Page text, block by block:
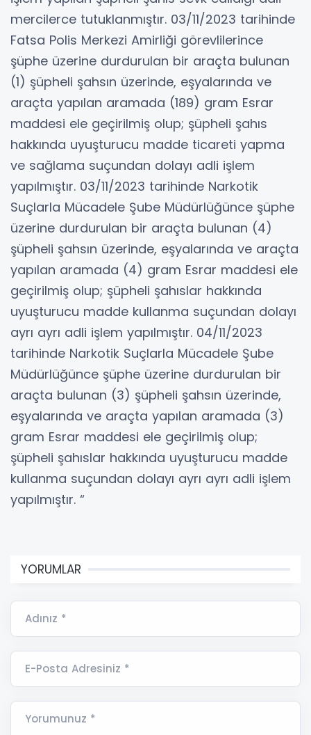
mercilerce tutuklanmıştır. 03/11/2023 tarihinde
Fatsa Polis Merkezi Amirliği görevlilerince
şüphe üzerine durdurulan bir araçta bulunan
(1) şüpheli şahsın üzerinde, eşyalarında ve
araçta yapılan aramada (189) gram Esrar
maddesi ele geçirilmiş olup; şüpheli şahıs
hakkında uyuşturucu madde ticareti yapma
ve sağlama suçundan dolayı adli işlem
yapılmıştır. 03/11/2023 tarihinde Narkotik
Suçlarla Mücadele Şube Müdürlüğünce şüphe
üzerine durdurulan bir araçta bulunan (4)
şüpheli şahsın üzerinde, eşyalarında ve araçta
yapılan aramada (4) gram Esrar maddesi ele
geçirilmiş olup; şüpheli şahıslar hakkında
uyuşturucu madde kullanma suçundan dolayı
ayrı ayrı adli işlem yapılmıştır. 04/11/2023
tarihinde Narkotik Suçlarla Mücadele Şube
Müdürlüğünce şüphe üzerine durdurulan bir
araçta bulunan (3) şüpheli şahsın üzerinde,
eşyalarında ve araçta yapılan aramada (3)
gram Esrar maddesi ele geçirilmiş olup;
şüpheli şahıslar hakkında uyuşturucu madde
kullanma suçundan dolayı ayrı ayrı adli işlem
yapılmıştır. “
YORUMLAR
Adınız *
E-Posta Adresiniz *
Yorumunuz *